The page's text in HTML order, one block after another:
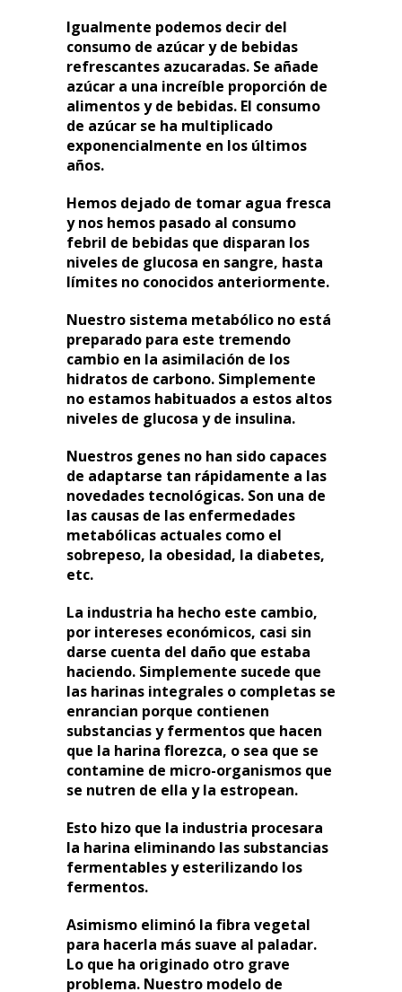
Igualmente podemos decir del
consumo de azúcar y de bebidas
refrescantes azucaradas. Se añade
azúcar a una increíble proporción de
alimentos y de bebidas. El consumo
de azúcar se ha multiplicado
exponencialmente en los últimos
años.
Hemos dejado de tomar agua fresca
y nos hemos pasado al consumo
febril de bebidas que disparan los
niveles de glucosa en sangre, hasta
límites no conocidos anteriormente.
Nuestro sistema metabólico no está
preparado para este tremendo
cambio en la asimilación de los
hidratos de carbono. Simplemente
no estamos habituados a estos altos
niveles de glucosa y de insulina.
Nuestros genes no han sido capaces
de adaptarse tan rápidamente a las
novedades tecnológicas. Son una de
las causas de las enfermedades
metabólicas actuales como el
sobrepeso, la obesidad, la diabetes,
etc.
La industria ha hecho este cambio,
por intereses económicos, casi sin
darse cuenta del daño que estaba
haciendo. Simplemente sucede que
las harinas integrales o completas se
enrancian porque contienen
substancias y fermentos que hacen
que la harina florezca, o sea que se
contamine de micro-organismos que
se nutren de ella y la estropean.
Esto hizo que la industria procesara
la harina eliminando las substancias
fermentables y esterilizando los
fermentos.
Asimismo eliminó la fibra vegetal
para hacerla más suave al paladar.
Lo que ha originado otro grave
problema. Nuestro modelo de